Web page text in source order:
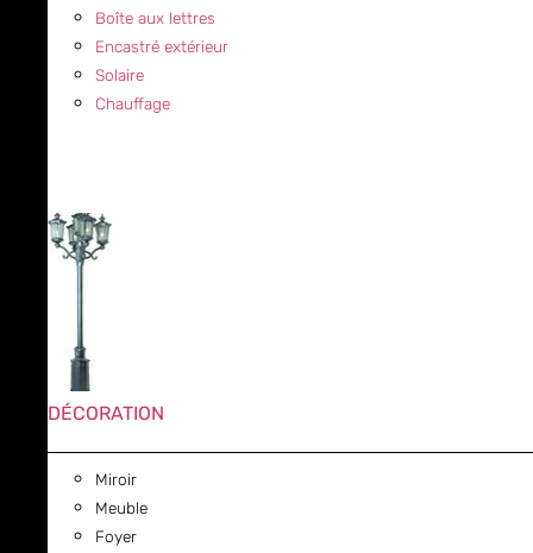
Boîte aux lettres
Encastré extérieur
Solaire
Chauffage
DÉCORATION
Miroir
Meuble
Foyer